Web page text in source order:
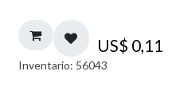
US$ 0,11
Inventario: 56043